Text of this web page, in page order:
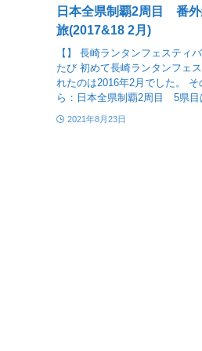
日本全県制覇2周目 番
旅(2017&18 2月)
【】 長崎ランタンフェスティ
たび 初めて長崎ランタンフェ
れたのは2016年2月でした。 そ
ら：日本全県制覇2周目 5県目
2021年8月23日